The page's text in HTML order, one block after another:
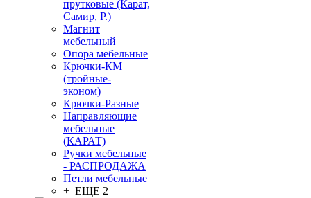
прутковые (Карат,
Самир, Р.)
Магнит
мебельный
Опора мебельные
Крючки-КМ
(тройные-
эконом)
Крючки-Разные
Направляющие
мебельные
(КАРАТ)
Ручки мебельные
- РАСПРОДАЖА
Петли мебельные
+ ЕЩЕ 2